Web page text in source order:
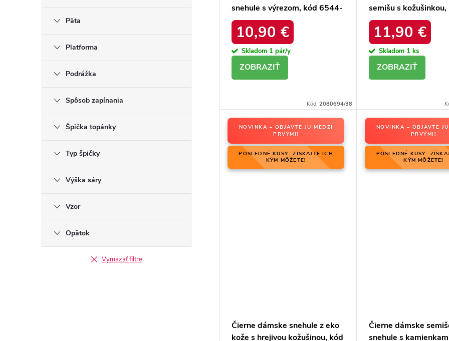
Päta
Platforma
Podrážka
Spôsob zapínania
Špička topánky
Typ špičky
Výška sáry
Vzor
Opätok
Vymazať filtre
snehule s výrezom, kód 6544-
21
10,90 €
Skladom 1 pár/y
Kód:2080694/38
semišu s kožušinkou,
platforma, M563
11,90 €
Skladom 1 ks
NOVINKA – OBJAVTE JU MEDZI
PRVÝMI!
POSLEDNÉ KUSY- ZÍSKAJTE ICH
KÝM MÔŽETE!
Čierne dámske snehule z eko
kože s hrejivou kožušinou, kód
NOVINKA – OBJAVTE
PRVÝMI!
POSLEDNÉ KUSY-
KÝM MÔŽETE!
Čierne dámske
snehule s